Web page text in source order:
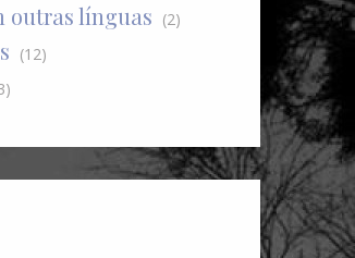
outras línguas (2)
(12)